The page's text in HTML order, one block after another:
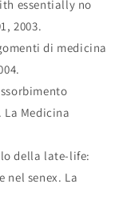
essentially no
2003.
di medicina
Medicina
della late-life:
nel senex. La